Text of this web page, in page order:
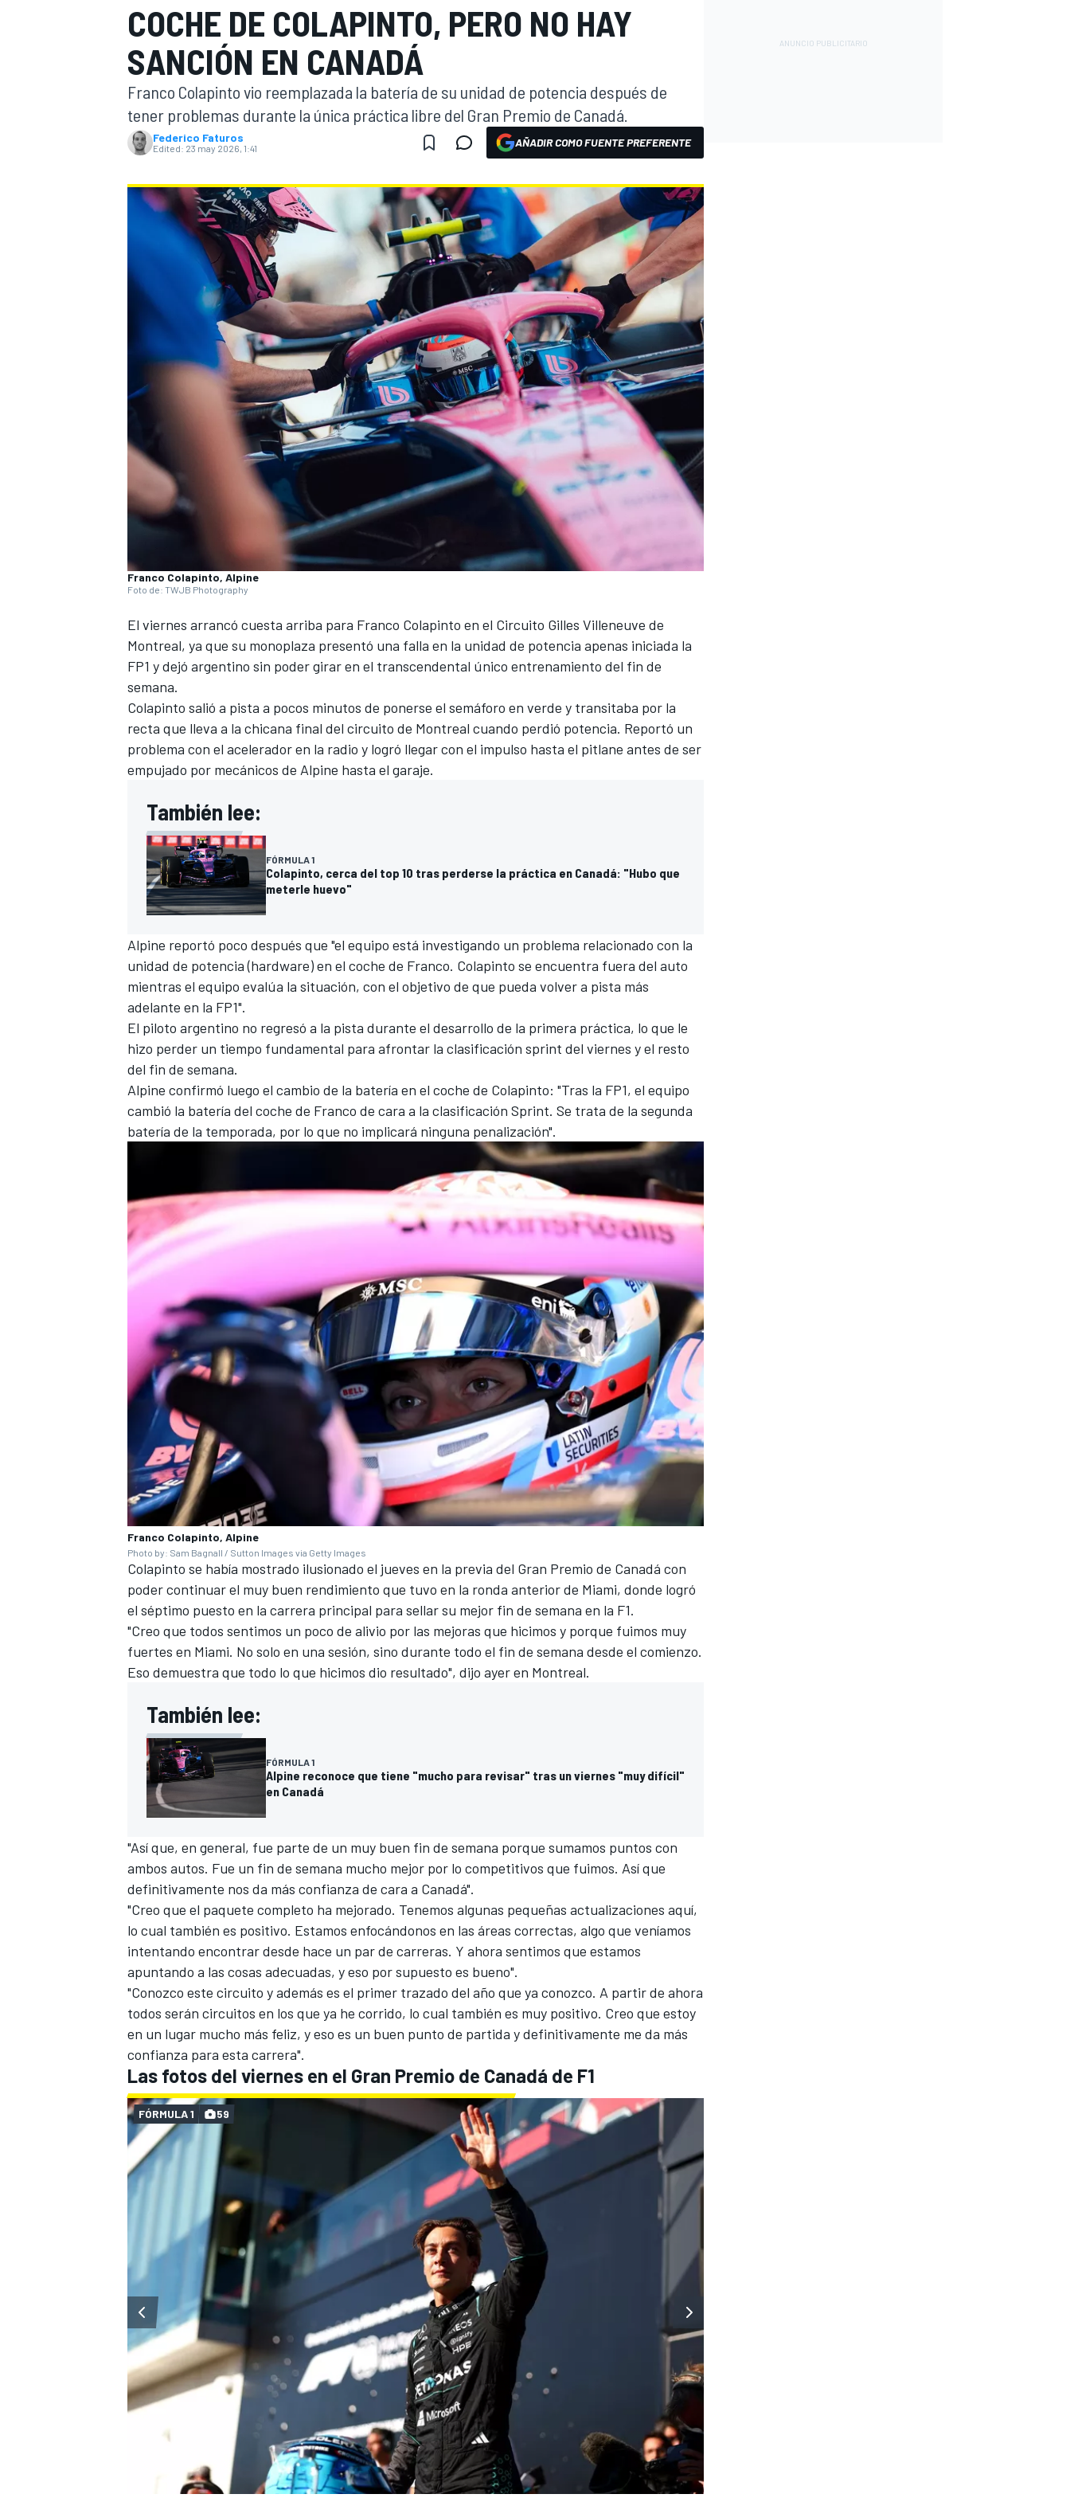
FÓRMULA E MOTO
COCHE DE COLAPINTO, PERO NO HAY
SANCIÓN EN CANADÁ
Franco Colapinto vio reemplazada la batería de su unidad de potencia después de
tener problemas durante la única práctica libre del Gran Premio de Canadá.
Federico Faturos
Edited: 23 may 2026, 1:41 AÑADIR COMO FUENTE PREFERENTE
Franco Colapinto, Alpine
Foto de: TWJB Photography
El viernes arrancó cuesta arriba para Franco Colapinto en el Circuito Gilles Villeneuve de
Montreal, ya que su monoplaza presentó una falla en la unidad de potencia apenas iniciada la
FP1 y dejó argentino sin poder girar en el transcendental único entrenamiento del fin de
semana.
Colapinto salió a pista a pocos minutos de ponerse el semáforo en verde y transitaba por la
recta que lleva a la chicana final del circuito de Montreal cuando perdió potencia. Reportó un
problema con el acelerador en la radio y logró llegar con el impulso hasta el pitlane antes de ser
empujado por mecánicos de Alpine hasta el garaje.
También lee:
FÓRMULA 1
Colapinto, cerca del top 10 tras perderse la práctica en Canadá: "Hubo que
meterle huevo"
Alpine reportó poco después que "el equipo está investigando un problema relacionado con la
unidad de potencia (hardware) en el coche de Franco. Colapinto se encuentra fuera del auto
mientras el equipo evalúa la situación, con el objetivo de que pueda volver a pista más
adelante en la FP1".
El piloto argentino no regresó a la pista durante el desarrollo de la primera práctica, lo que le
hizo perder un tiempo fundamental para afrontar la clasificación sprint del viernes y el resto
del fin de semana.
Alpine confirmó luego el cambio de la batería en el coche de Colapinto: "Tras la FP1, el equipo
cambió la batería del coche de Franco de cara a la clasificación Sprint. Se trata de la segunda
batería de la temporada, por lo que no implicará ninguna penalización".
Franco Colapinto, Alpine
Photo by: Sam Bagnall / Sutton Images via Getty Images
Colapinto se había mostrado ilusionado el jueves en la previa del Gran Premio de Canadá con
poder continuar el muy buen rendimiento que tuvo en la ronda anterior de Miami, donde logró
el séptimo puesto en la carrera principal para sellar su mejor fin de semana en la F1.
"Creo que todos sentimos un poco de alivio por las mejoras que hicimos y porque fuimos muy
fuertes en Miami. No solo en una sesión, sino durante todo el fin de semana desde el comienzo.
Eso demuestra que todo lo que hicimos dio resultado", dijo ayer en Montreal.
También lee:
FÓRMULA 1
Alpine reconoce que tiene "mucho para revisar" tras un viernes "muy difícil"
en Canadá
"Así que, en general, fue parte de un muy buen fin de semana porque sumamos puntos con
ambos autos. Fue un fin de semana mucho mejor por lo competitivos que fuimos. Así que
definitivamente nos da más confianza de cara a Canadá".
"Creo que el paquete completo ha mejorado. Tenemos algunas pequeñas actualizaciones aquí,
lo cual también es positivo. Estamos enfocándonos en las áreas correctas, algo que veníamos
intentando encontrar desde hace un par de carreras. Y ahora sentimos que estamos
apuntando a las cosas adecuadas, y eso por supuesto es bueno".
"Conozco este circuito y además es el primer trazado del año que ya conozco. A partir de ahora
todos serán circuitos en los que ya he corrido, lo cual también es muy positivo. Creo que estoy
en un lugar mucho más feliz, y eso es un buen punto de partida y definitivamente me da más
confianza para esta carrera".
Las fotos del viernes en el Gran Premio de Canadá de F1
FÓRMULA 1 59